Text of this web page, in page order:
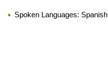
Spoken Languages: Spanish